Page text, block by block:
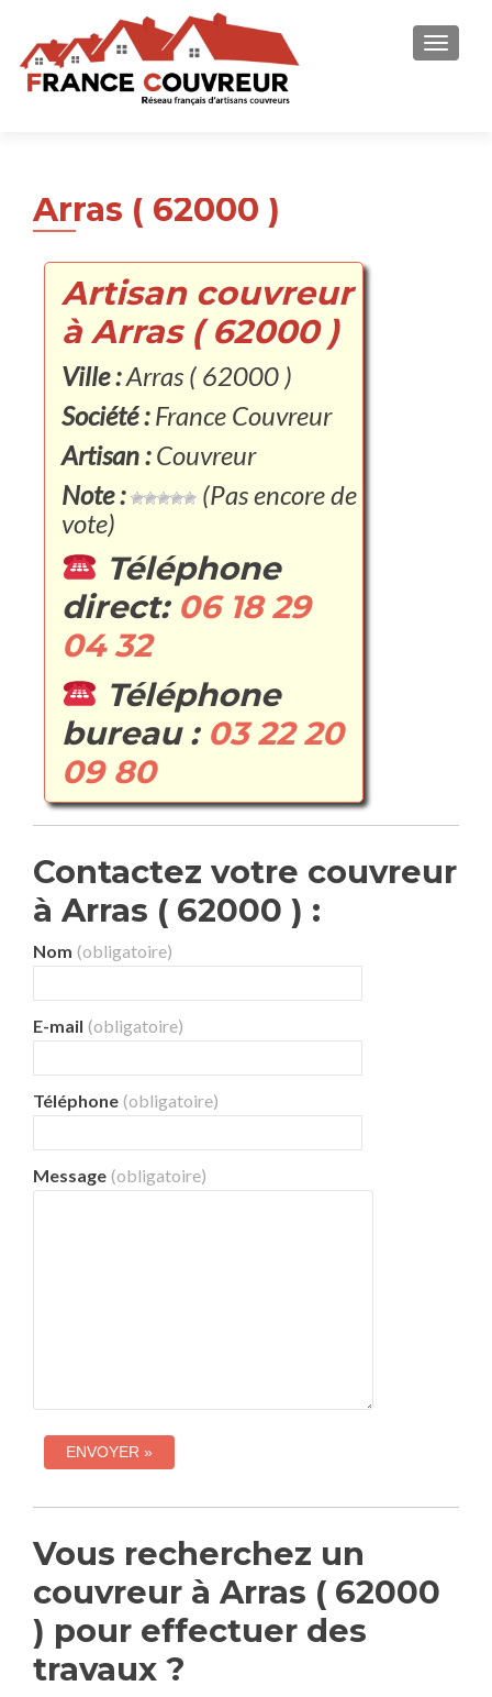
Arras ( 62000 )
Artisan couvreur
à Arras ( 62000 )
Ville :Arras ( 62000 )
Société :France Couvreur
Artisan :Couvreur
Note :
(Pas encore de
vote)
Téléphone
direct: 06 18 29
04 32
Téléphone
bureau : 03 22 20
09 80
Contactez votre couvreur
à Arras ( 62000 ) :
Nom (obligatoire)
E-mail (obligatoire)
Téléphone (obligatoire)
Message (obligatoire)
Vous recherchez un
couvreur à Arras ( 62000
) pour effectuer des
travaux ?